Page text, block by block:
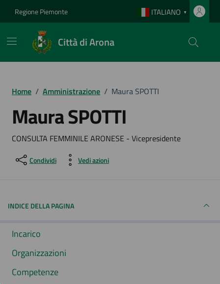
Regione Piemonte ITALIANO ▼
Città di Arona
Home / Amministrazione / Maura SPOTTI
Maura SPOTTI
CONSULTA FEMMINILE ARONESE - Vicepresidente
Condividi Vedi azioni
INDICE DELLA PAGINA
Incarico
Organizzazioni
Competenze